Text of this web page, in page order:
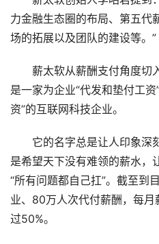
力金融生态圈的布局、第五代
场的拓展以及团队的建设等。”
薪太软从薪酬支付角度切入
是一家为企业“代发和垫付工
资”的互联网科技企业。
它的名字总是让人印象深
是希望天下没有难领的薪水，
“所有问题都自己扛”。截至到
业、80万人次代付薪酬，每
过50%。